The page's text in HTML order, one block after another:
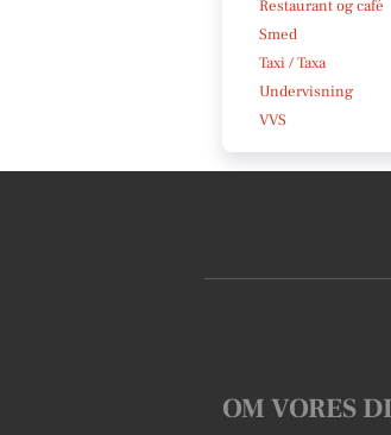
Restaurant og café
Smed
Taxi / Taxa
Undervisning
VVS
OM VORES